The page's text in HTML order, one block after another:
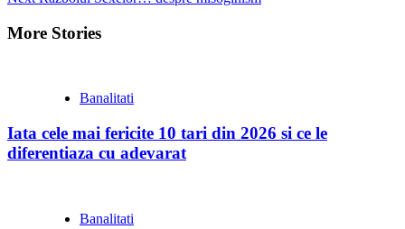
Reading
More Stories
Banalitati
Iata cele mai fericite 10 tari din 2026 si ce le
diferentiaza cu adevarat
Banalitati